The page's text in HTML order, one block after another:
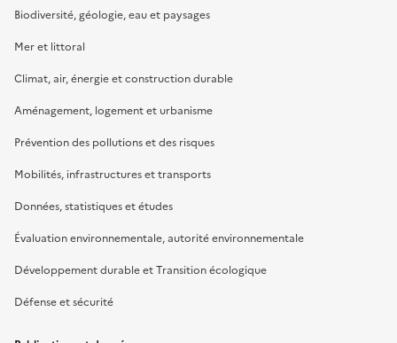
Biodiversité, géologie, eau et paysages
Mer et littoral
Climat, air, énergie et construction durable
Aménagement, logement et urbanisme
Prévention des pollutions et des risques
Mobilités, infrastructures et transports
Données, statistiques et études
Évaluation environnementale, autorité environnementale
Développement durable et Transition écologique
Défense et sécurité